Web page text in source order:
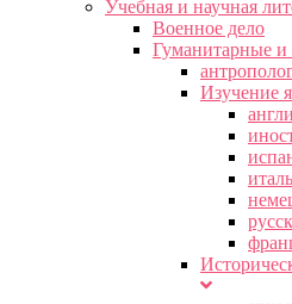
Учебная и научная
Военное дело
Гуманитарные и
Изучение